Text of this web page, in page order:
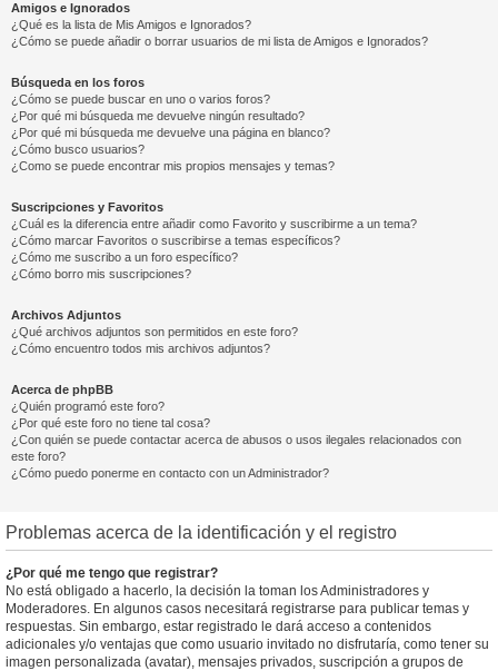
Amigos e Ignorados
¿Qué es la lista de Mis Amigos e Ignorados?
¿Cómo se puede añadir o borrar usuarios de mi lista de Amigos e Ignorados?
Búsqueda en los foros
¿Cómo se puede buscar en uno o varios foros?
¿Por qué mi búsqueda me devuelve ningún resultado?
¿Por qué mi búsqueda me devuelve una página en blanco?
¿Cómo busco usuarios?
¿Como se puede encontrar mis propios mensajes y temas?
Suscripciones y Favoritos
¿Cuál es la diferencia entre añadir como Favorito y suscribirme a un tema?
¿Cómo marcar Favoritos o suscribirse a temas específicos?
¿Cómo me suscribo a un foro específico?
¿Cómo borro mis suscripciones?
Archivos Adjuntos
¿Qué archivos adjuntos son permitidos en este foro?
¿Cómo encuentro todos mis archivos adjuntos?
Acerca de phpBB
¿Quién programó este foro?
¿Por qué este foro no tiene tal cosa?
¿Con quién se puede contactar acerca de abusos o usos ilegales relacionados con
este foro?
¿Cómo puedo ponerme en contacto con un Administrador?
Problemas acerca de la identificación y el registro
¿Por qué me tengo que registrar?
No está obligado a hacerlo, la decisión la toman los Administradores y
Moderadores. En algunos casos necesitará registrarse para publicar temas y
respuestas. Sin embargo, estar registrado le dará acceso a contenidos
adicionales y/o ventajas que como usuario invitado no disfrutaría, como tener su
imagen personalizada (avatar), mensajes privados, suscripción a grupos de